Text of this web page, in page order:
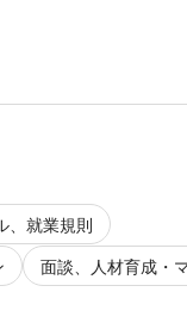
、就業規則
面談、人材育成・